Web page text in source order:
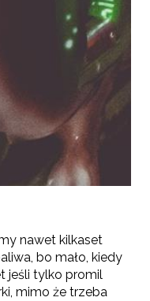
nawet kilkaset
bo mało, kiedy
jeśli tylko promil
mimo że trzeba